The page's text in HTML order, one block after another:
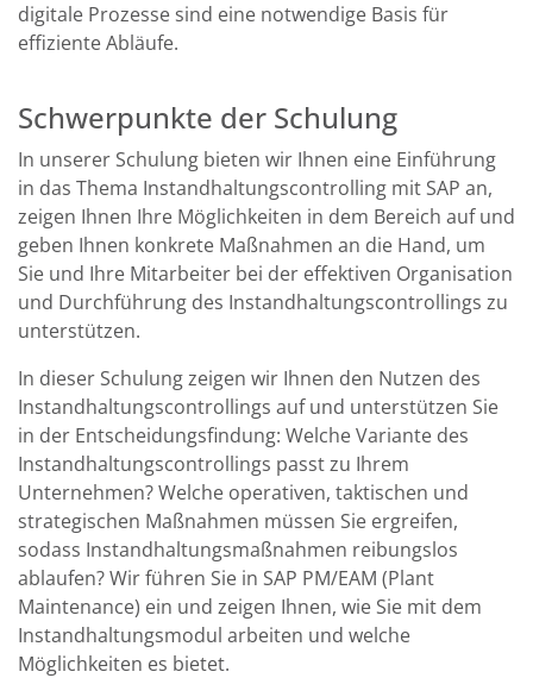
digitale Prozesse sind eine notwendige Basis für
effiziente Abläufe.
Schwerpunkte der Schulung
In unserer Schulung bieten wir Ihnen eine Einführung
in das Thema Instandhaltungscontrolling mit SAP an,
zeigen Ihnen Ihre Möglichkeiten in dem Bereich auf und
geben Ihnen konkrete Maßnahmen an die Hand, um
Sie und Ihre Mitarbeiter bei der effektiven Organisation
und Durchführung des Instandhaltungscontrollings zu
unterstützen.
In dieser Schulungzeigen wir Ihnen den Nutzen des
Instandhaltungscontrollings aufund unterstützen Sie
in der Entscheidungsfindung: Welche Variante des
Instandhaltungscontrollings passt zu Ihrem
Unternehmen?Welche operativen, taktischen und
strategischen Maßnahmen müssen Sie ergreifen,
sodass Instandhaltungsmaßnahmen reibungslos
ablaufen?Wir führen Sie in SAP PM/EAM (Plant
Maintenance) ein und zeigen Ihnen, wie Sie mit dem
Instandhaltungsmodul arbeiten und welche
Möglichkeiten es bietet.